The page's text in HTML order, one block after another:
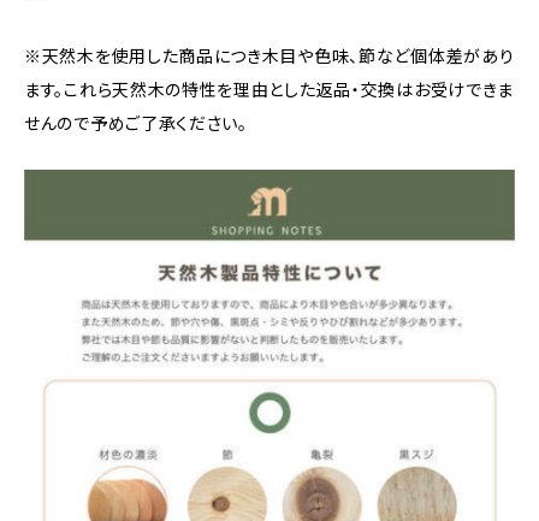
※天然木を使用した商品につき木目や色味、節など個体差があり
ます。これら天然木の特性を理由とした返品・交換はお受けできま
せんので予めご了承ください。